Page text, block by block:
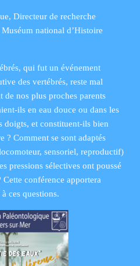
Directeur de recherche
national d’Histoire
qui fut un événement
des vertébrés, reste mal
de nos plus proches parents
ils en eau douce ou dans les
doigts, et constituent-ils bien
? Comment se sont adaptés
sensoriel, reproductif)
pressions sélectives ont poussé
Cette conférence apportera
ces questions.